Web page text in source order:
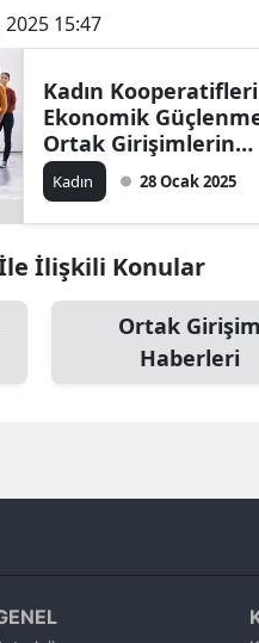
2025 15:47
Kadın
Ekonomik
Ortak Girişimlerin
Önemi
Kadın 28 Ocak 2025
İlişkili Konular
Ortak Girişim
Haberleri